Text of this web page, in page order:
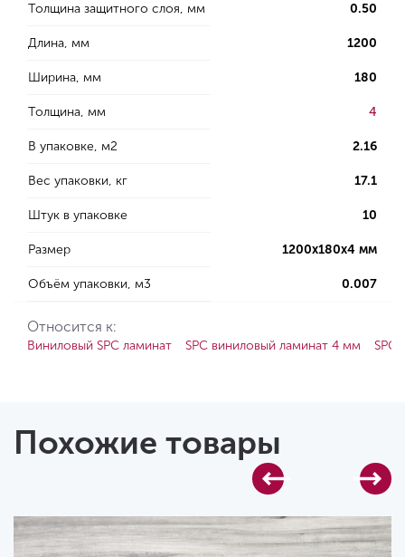
Толщина защитного слоя, мм 0.50
Длина, мм 1200
Ширина, мм 180
Толщина, мм 4
В упаковке, м2 2.16
Вес упаковки, кг 17.1
Штук в упаковке 10
Размер 1200х180х4 мм
Объём упаковки, м3 0.007
Относится к:
Виниловый SPC ламинат SPC виниловый ламинат 4 мм SPC
Похожие товары